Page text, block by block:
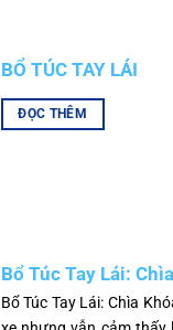
BỔ TÚC TAY LÁI
ĐỌC THÊM
Bổ Túc Tay Lái:
Bổ Túc Tay Lái: Chìa